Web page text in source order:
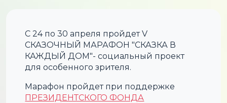
С 24 по 30 апреля пройдет V
СКАЗОЧНЫЙ МАРАФОН "СКАЗКА В
КАЖДЫЙ ДОМ"- социальный проект
для особенного зрителя.
Марафон пройдет при поддержке
ПРЕЗИДЕНТСКОГО ФОНДА